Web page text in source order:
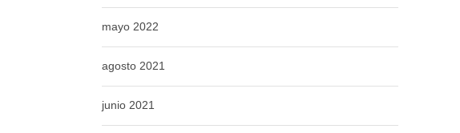
mayo 2022
agosto 2021
junio 2021